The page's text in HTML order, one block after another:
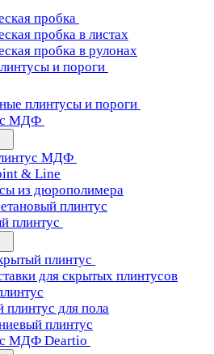
пробка
пробка в листах
пробка в рулонах
и пороги
плинтусы и пороги
МДФ
МДФ
& Line
из дюрополимера
плинтус
плинтус
плинтус
для скрытых плинтусов
плинтус для пола
плинтус
МДФ Deartio